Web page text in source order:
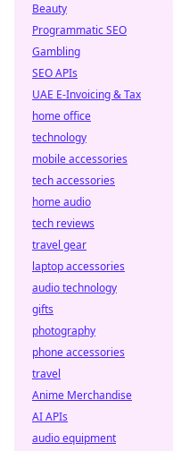
Beauty
Programmatic SEO
Gambling
SEO APIs
UAE E-Invoicing & Tax
home office
technology
mobile accessories
tech accessories
home audio
tech reviews
travel gear
laptop accessories
audio technology
gifts
photography
phone accessories
travel
Anime Merchandise
AI APIs
audio equipment